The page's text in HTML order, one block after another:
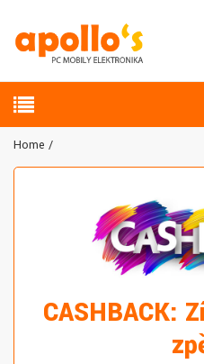
Home
CASHBACK: